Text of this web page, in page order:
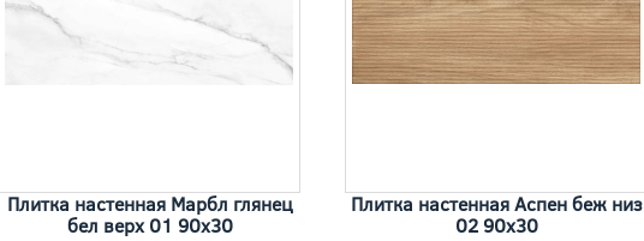
Плитка настенная Марбл глянец
бел верх 01 90x30
Плитка настенная Аспен беж низ
02 90x30